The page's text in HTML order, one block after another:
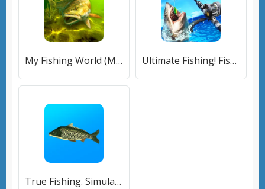
My Fishing World (Мой рыболовный мир) [МОД Mega Pack] APK Android Ultimate Fishing! Fish Game [МОД Unlocked] APK Android
True Fishing. Simulator [МОД Бесконечные монеты] APK Android